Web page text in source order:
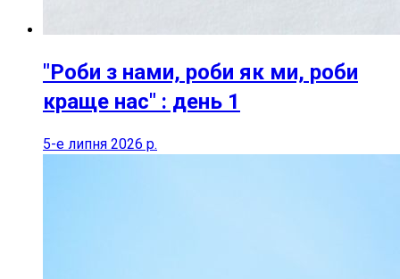
"Роби з нами, роби як ми, роби
краще нас" : день 1
5-е липня 2026 р.